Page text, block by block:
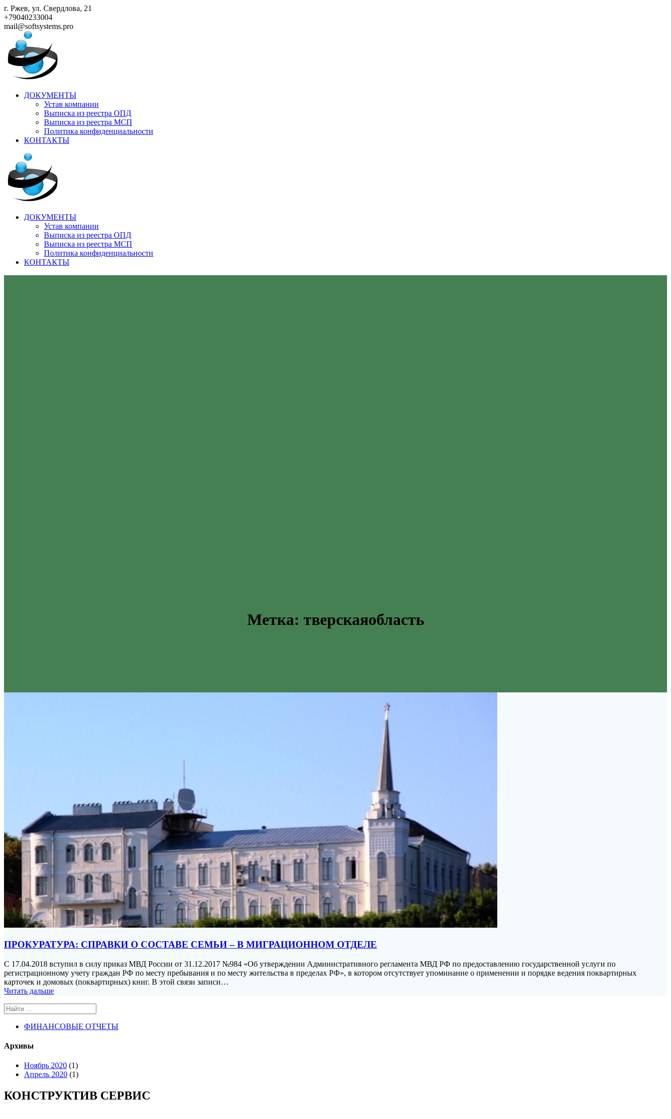
Skip
to
content
г. Ржев, ул. Свердлова, 21
+79040233004
mail@softsystems.pro
ДОКУМЕНТЫ
Устав компании
Выписка из реестра ОПД
Выписка из реестра МСП
Политика конфиденциальности
КОНТАКТЫ
ДОКУМЕНТЫ
Устав компании
Выписка из реестра ОПД
Выписка из реестра МСП
Политика конфиденциальности
КОНТАКТЫ
Метка: тверскаяобласть
ПРОКУРАТУРА: СПРАВКИ О СОСТАВЕ СЕМЬИ – В МИГРАЦИОННОМ ОТДЕЛЕ
С 17.04.2018 вступил в силу приказ МВД России от 31.12.2017 №984 «Об утверждении Административного регламента МВД РФ по предоставлению государственной услуги по
регистрационному учету граждан РФ по месту пребывания и по месту жительства в пределах РФ», в котором отсутствует упоминание о применении и порядке ведения поквартирных
карточек и домовых (поквартирных) книг. В этой связи записи…
Читать дальше
Search
for:
ФИНАНСОВЫЕ ОТЧЕТЫ
Архивы
Ноябрь 2020 (1)
Апрель 2020 (1)
КОНСТРУКТИВ СЕРВИС